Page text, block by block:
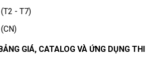
- T7)
GIÁ, CATALOG VÀ ỨNG DỤNG THI